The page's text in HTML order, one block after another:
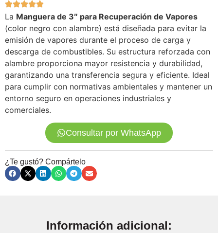
La Manguera de 3″ para Recuperación de Vapores
(color negro con alambre) está diseñada para evitar la
emisión de vapores durante el proceso de carga y
descarga de combustibles. Su estructura reforzada con
alambre proporciona mayor resistencia y durabilidad,
garantizando una transferencia segura y eficiente. Ideal
para cumplir con normativas ambientales y mantener un
entorno seguro en operaciones industriales y
comerciales.
Consultar por WhatsApp
¿Te gustó? Compártelo
Información adicional: